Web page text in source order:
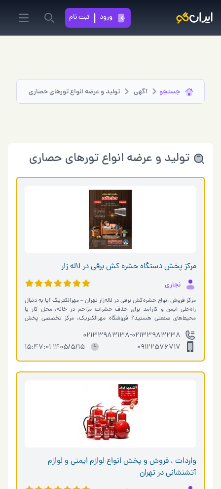
ورود
ثبت نام
menu
جستجو آگهی تولید و عرضه انواع تورهای حصاری
تولید و عرضه انواع تورهای حصاری
مرکز پخش دستگاه حشره کش برقی در لاله زار
نجاری
مرکز فروش انواع حشره‌کش برقی در لاله‌زار تهران – مهرالکتریک آیا به دنبال
راه‌حلی ایمن و کارآمد برای حذف حشرات مزاحم در خانه، محل کار یا
محیط‌های صنعتی هستید؟ فروشگاه مهرالکتریک، مرکز تخصصی پخش
02133983138-02133983238
09122576717
1405/5/15 15:47:01
واردات ، فروش و پخش انواع لوازم ایمنی و لوازم
آتشنشانی در تهران